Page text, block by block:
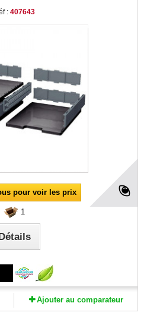
: 407643
pour voir les prix
1
Ajouter au comparateur